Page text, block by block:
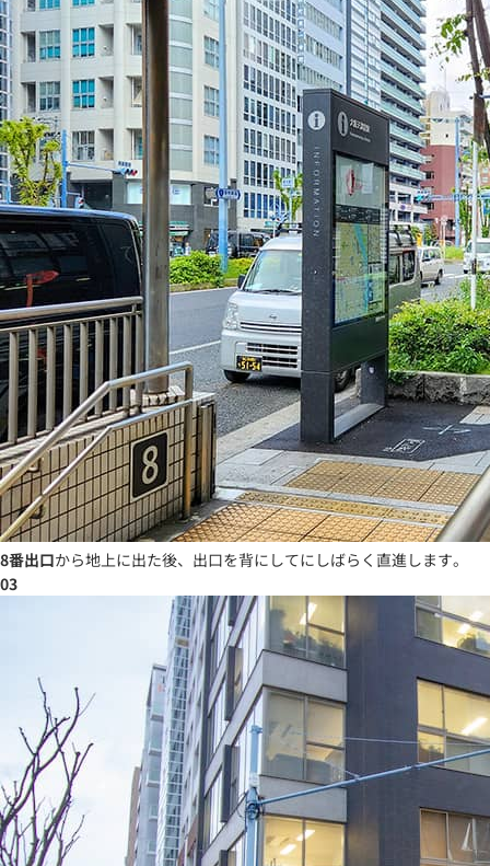
8番出口から地上に出た後、出口を背にしてにしばらく直進します。
03